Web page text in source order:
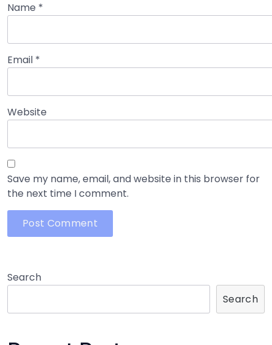
Name *
Email *
Website
Save my name, email, and website in this browser for
the next time I comment.
Search
Search